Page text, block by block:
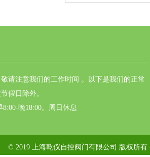
请注意我们的工作时间 。以下是我们的正常
假日除外。
晚18:00。周日休息
© 2019 上海乾仪自控阀门有限公司 版权所有